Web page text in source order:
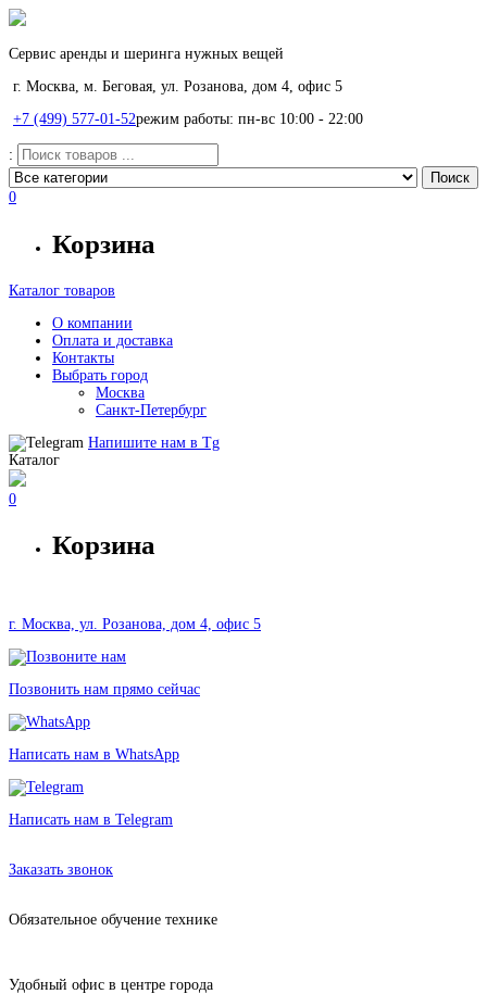
Сервис аренды и шеринга нужных вещей
г. Москва, м. Беговая, ул. Розанова, дом 4, офис 5
+7 (499) 577-01-52режим работы: пн-вс 10:00 - 22:00
:
0
Корзина
Каталог товаров
О компании
Оплата и доставка
Контакты
Выбрать город
Москва
Санкт-Петербург
Напишите нам в Tg
Каталог
0
Корзина
г. Москва, ул. Розанова, дом 4, офис 5
Позвонить нам прямо сейчас
Написать нам в WhatsApp
Написать нам в Telegram
Заказать звонок
Обязательное обучение технике
Удобный офис в центре города